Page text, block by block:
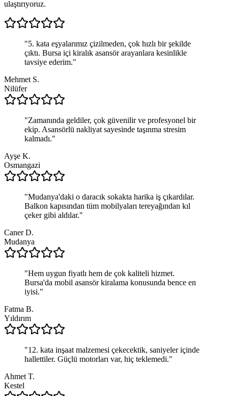
ulaştırıyoruz.
"5. kata eşyalarımız çizilmeden, çok hızlı bir şekilde
çıktı. Bursa içi kiralık asansör arayanlara kesinlikle
tavsiye ederim."
Mehmet S.
Nilüfer
"Zamanında geldiler, çok güvenilir ve profesyonel bir
ekip. Asansörlü nakliyat sayesinde taşınma stresim
kalmadı."
Ayşe K.
Osmangazi
"Mudanya'daki o daracık sokakta harika iş çıkardılar.
Balkon kapısından tüm mobilyaları tereyağından kıl
çeker gibi aldılar."
Caner D.
Mudanya
"Hem uygun fiyatlı hem de çok kaliteli hizmet.
Bursa'da mobil asansör kiralama konusunda bence en
iyisi."
Fatma B.
Yıldırım
"12. kata inşaat malzemesi çekecektik, saniyeler içinde
hallettiler. Güçlü motorları var, hiç teklemedi."
Ahmet T.
Kestel